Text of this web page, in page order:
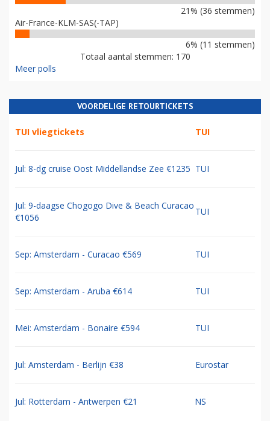
21% (36 stemmen)
Air-France-KLM-SAS(-TAP)
6% (11 stemmen)
Totaal aantal stemmen: 170
Meer polls
VOORDELIGE RETOURTICKETS
TUI vliegtickets TUI
Jul: 8-dg cruise Oost Middellandse Zee €1235 TUI
Jul: 9-daagse Chogogo Dive & Beach Curacao
€1056
TUI
Sep: Amsterdam - Curacao €569 TUI
Sep: Amsterdam - Aruba €614 TUI
Mei: Amsterdam - Bonaire €594 TUI
Jul: Amsterdam - Berlijn €38 Eurostar
Jul: Rotterdam - Antwerpen €21 NS